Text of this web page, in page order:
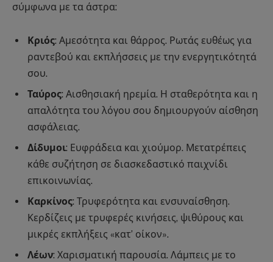
σύμφωνα με τα άστρα:
Κριός: Αμεσότητα και θάρρος. Ρωτάς ευθέως για
ραντεβού και εκπλήσσεις με την ενεργητικότητά
σου.
Ταύρος: Αισθησιακή ηρεμία. Η σταθερότητα και η
απαλότητα του λόγου σου δημιουργούν αίσθηση
ασφάλειας.
Δίδυμοι: Ευφράδεια και χιούμορ. Μετατρέπεις
κάθε συζήτηση σε διασκεδαστικό παιχνίδι
επικοινωνίας.
Καρκίνος: Τρυφερότητα και ενσυναίσθηση.
Κερδίζεις με τρυφερές κινήσεις, ψιθύρους και
μικρές εκπλήξεις «κατ’ οίκον».
Λέων: Χαρισματική παρουσία. Λάμπεις με το